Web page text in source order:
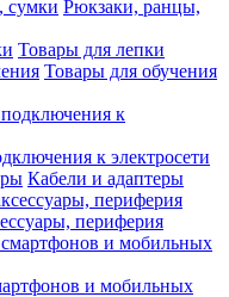
Рюкзаки, ранцы,
Товары для лепки
Товары для обучения
к электросети
Кабели и адаптеры
периферия
и мобильных